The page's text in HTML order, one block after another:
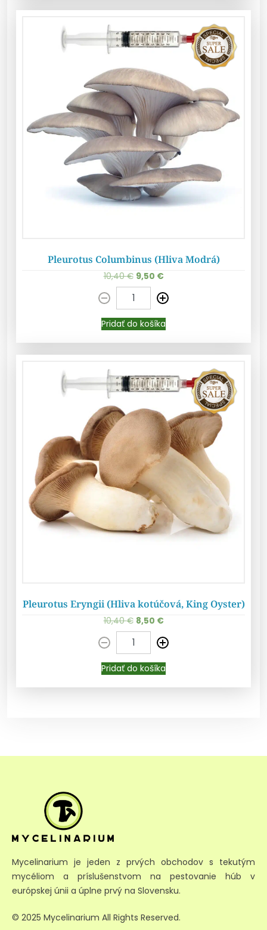
Pridať do košíka
Pleurotus Columbinus (Hliva Modrá)
10,40€ 9,50 €
Pridať do košíka
Pridať do košíka
Pleurotus Eryngii (Hliva kotúčová, King Oyster)
10,40€ 8,50 €
Pridať do košíka
Mycelinarium je jeden z prvých obchodov s tekutým
mycéliom a príslušenstvom na pestovanie húb v
európskej únii a úplne prvý na Slovensku.
© 2025 Mycelinarium All Rights Reserved.